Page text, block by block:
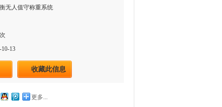
无人值守称重系统
13
收藏此信息
更多...